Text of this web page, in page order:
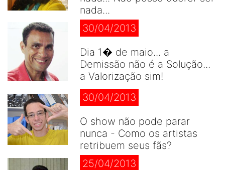
nada...
30/04/2013
Dia 1� de maio... a
Demissão não é a Solução...
a Valorização sim!
30/04/2013
O show não pode parar
nunca - Como os artistas
retribuem seus fãs?
25/04/2013